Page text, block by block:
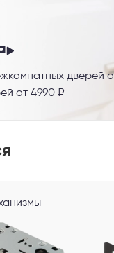
дверей
от 4990 ₽
MAX